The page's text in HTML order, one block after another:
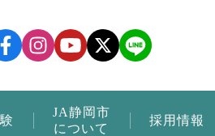
JA静岡市
について
採用情報